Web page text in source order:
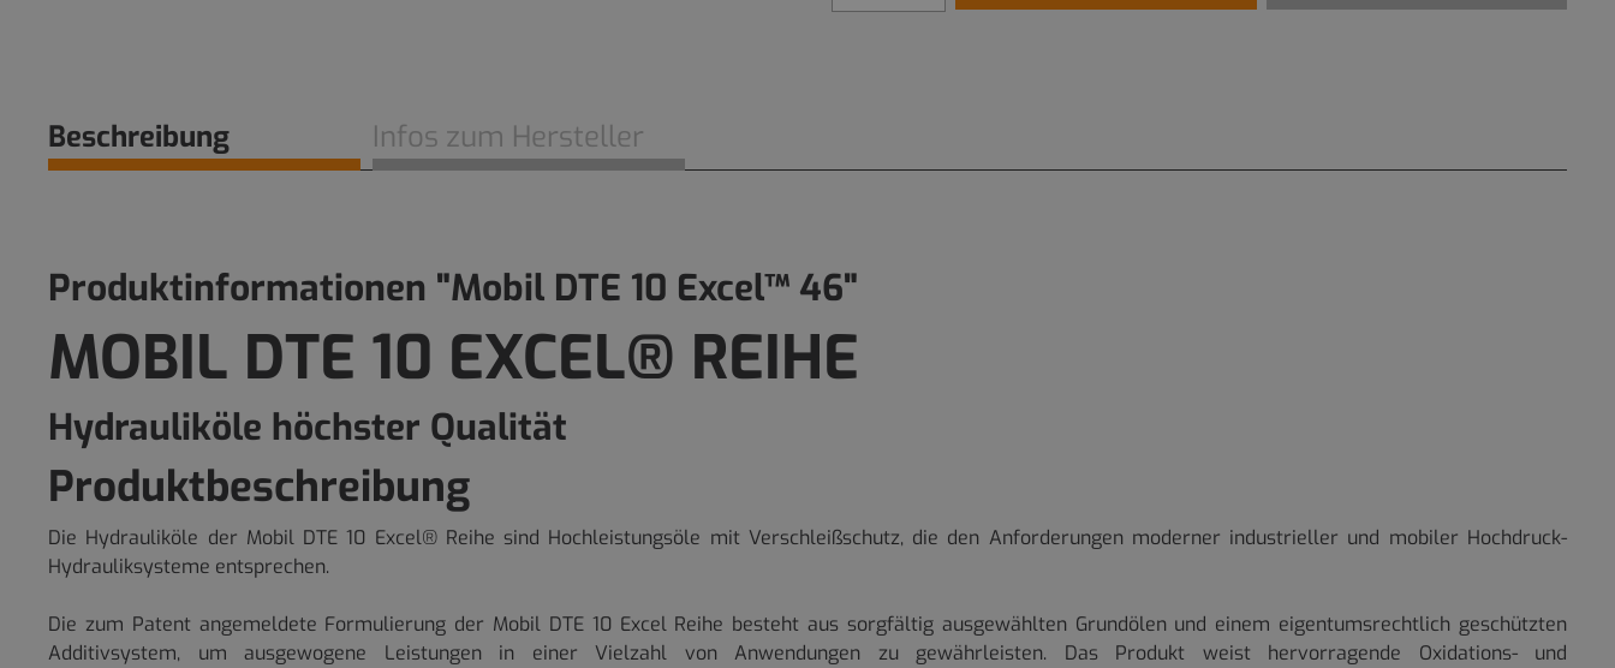
Beschreibung Infos zum Hersteller
Produktinformationen "Mobil DTE 10 Excel™ 46"
MOBIL DTE 10 EXCEL® REIHE
Hydrauliköle höchster Qualität
Produktbeschreibung
Die Hydrauliköle der Mobil DTE 10 Excel® Reihe sind Hochleistungsöle mit Verschleißschutz, die den Anforderungen moderner industrieller und mobiler Hochdruck-
Hydrauliksysteme entsprechen.
Die zum Patent angemeldete Formulierung der Mobil DTE 10 Excel Reihe besteht aus sorgfältig ausgewählten Grundölen und einem eigentumsrechtlich geschützten
Additivsystem, um ausgewogene Leistungen in einer Vielzahl von Anwendungen zu gewährleisten. Das Produkt weist hervorragende Oxidations- und